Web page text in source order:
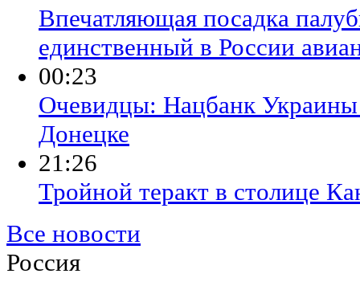
Впечатляющая посадка
единственный в России
00:23
Очевидцы: Нацбанк
Донецке
21:26
Тройной теракт в столице
Все новости
Россия